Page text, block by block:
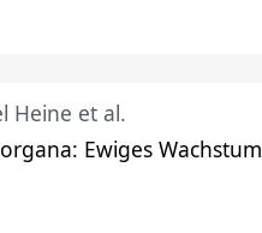
Heine et al.
Ewiges Wachstum